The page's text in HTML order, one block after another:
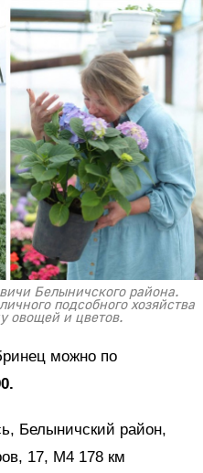
Белыничского района.
подсобного хозяйства
овощей и цветов.
можно по
Белыничский район,
17, М4 178 км